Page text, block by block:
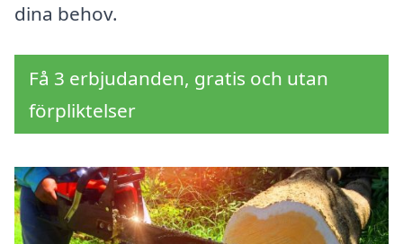
dina behov.
Få 3 erbjudanden, gratis och utan
förpliktelser